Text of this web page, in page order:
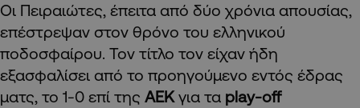
Οι Πειραιώτες, έπειτα από δύο χρόνια απουσίας,
επέστρεψαν στον θρόνο του ελληνικού
ποδοσφαίρου. Τον τίτλο τον είχαν ήδη
εξασφαλίσει από το προηγούμενο εντός έδρας
ματς, το 1-0 επί της ΑΕΚγια τα play-off